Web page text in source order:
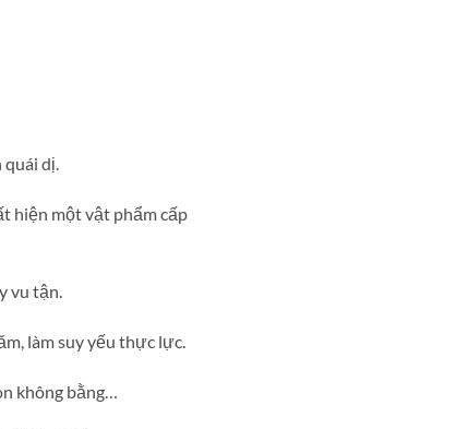
dị.
hiện một vật phẩm cấp
vu tận.
làm suy yếu thực lực.
không bằng…